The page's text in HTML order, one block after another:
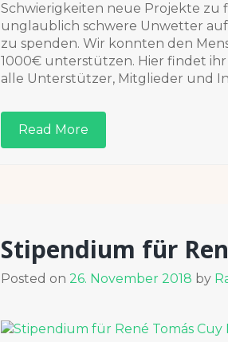
Schwierigkeiten neue Projekte zu
unglaublich schwere Unwetter
zu spenden. Wir konnten den
1000€ unterstützen. Hier findet ihr
alle Unterstützer, Mitglieder und
Read More
Stipendium für
Posted on 26. November 2018 by